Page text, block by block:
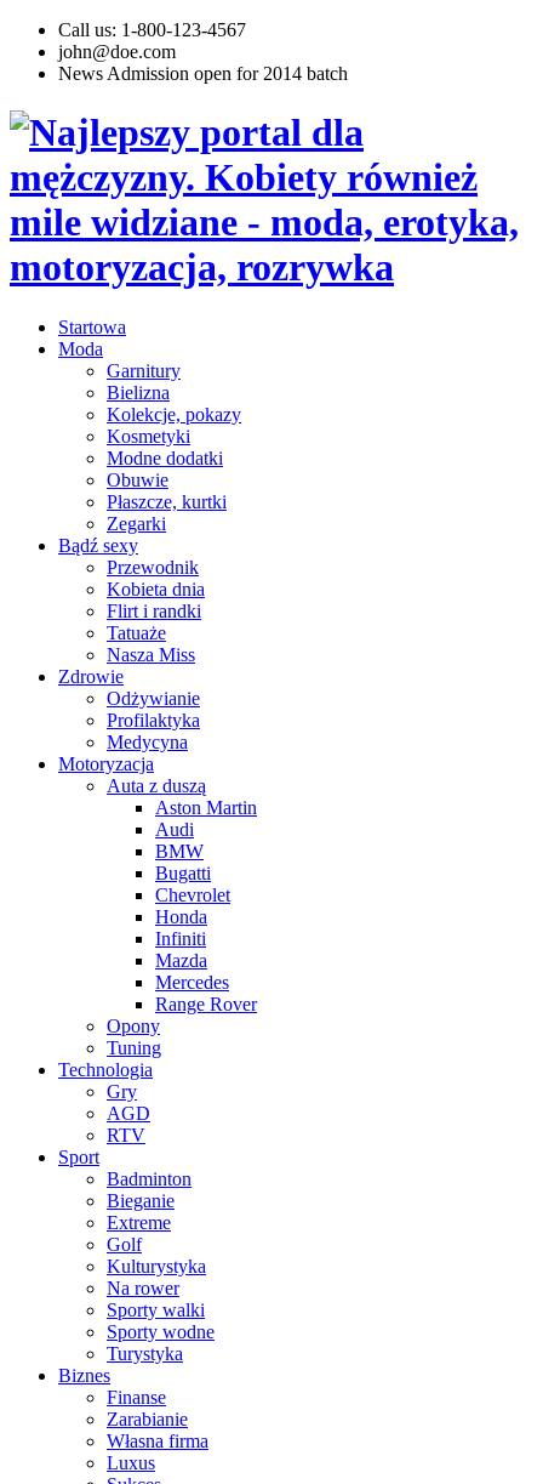
Call us: 1-800-123-4567
john@doe.com
News Admission open for 2014 batch
Startowa
Moda
Garnitury
Bielizna
Kolekcje, pokazy
Kosmetyki
Modne dodatki
Obuwie
Płaszcze, kurtki
Zegarki
Bądź sexy
Przewodnik
Kobieta dnia
Flirt i randki
Tatuaże
Nasza Miss
Zdrowie
Odżywianie
Profilaktyka
Medycyna
Motoryzacja
Auta z duszą
Aston Martin
Audi
BMW
Bugatti
Chevrolet
Honda
Infiniti
Mazda
Mercedes
Range Rover
Opony
Tuning
Technologia
Gry
AGD
RTV
Sport
Badminton
Bieganie
Extreme
Golf
Kulturystyka
Na rower
Sporty walki
Sporty wodne
Turystyka
Biznes
Finanse
Zarabianie
Własna firma
Luxus